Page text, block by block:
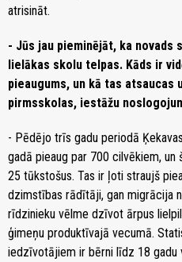
atrisināt.
- Jūs jau pieminējāt, ka novads
lielākas skolu telpas. Kāds ir
pieaugums, un kā tas
pirmsskolas, iestāžu
- Pēdējo trīs gadu periodā
gadā pieaug par 700 cilvēkiem,
25 tūkstošus. Tas ir ļoti straujš
dzimstības rādītāji, gan migrācija
rīdzinieku vēlme dzīvot ārpus
ģimeņu produktīvajā vecumā.
iedzīvotājiem ir bērni līdz 18 gadu